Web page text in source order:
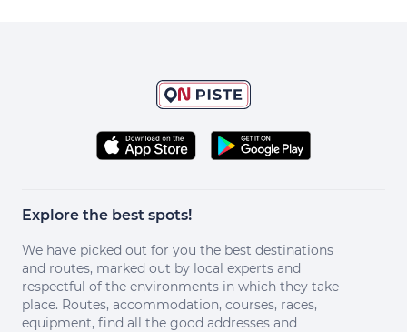
Explore the best spots!
We have picked out for you the best destinations
and routes, marked out by local experts and
respectful of the environments in which they take
place. Routes, accommodation, courses, races,
equipment, find all the good addresses and